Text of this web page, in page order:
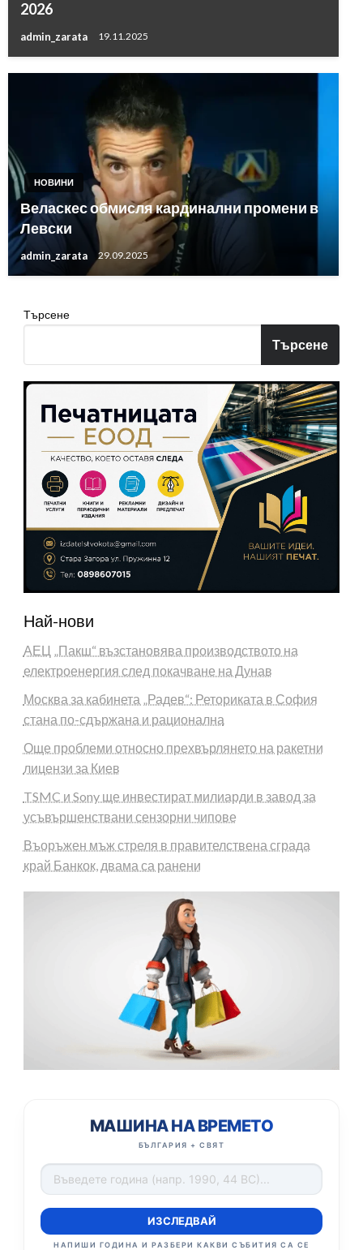
2026
admin_zarata 19.11.2025
НОВИНИ
Веласкес обмисля кардинални промени в
Левски
admin_zarata 29.09.2025
Търсене
Търсене
Най-нови
АЕЦ „Пакш“ възстановява производството на
електроенергия след покачване на Дунав
Москва за кабинета „Радев“: Реториката в София
стана по-сдържана и рационална
Още проблеми относно прехвърлянето на ракетни
лицензи за Киев
TSMC и Sony ще инвестират милиарди в завод за
усъвършенствани сензорни чипове
Въоръжен мъж стреля в правителствена сграда
край Банкок, двама са ранени
МАШИНА НА ВРЕМЕТО
БЪЛГАРИЯ + СВЯТ
ИЗСЛЕДВАЙ
НАПИШИ ГОДИНА И РАЗБЕРИ КАКВИ СЪБИТИЯ СА СЕ